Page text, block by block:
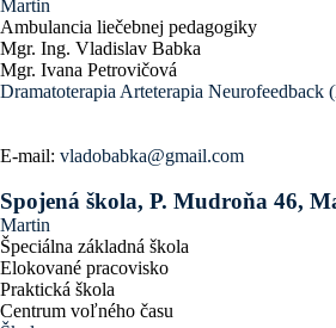
Martin
Ambulancia liečebnej pedagogiky
Mgr. Ing. Vladislav Babka
Mgr. Ivana Petrovičová
Dramatoterapia Arteterapia Neurofeedback
E-mail: vladobabka@gmail.com
Spojená škola, P. Mudroňa 46,
Martin
Špeciálna základná škola
Elokované pracovisko
Praktická škola
Centrum voľného času